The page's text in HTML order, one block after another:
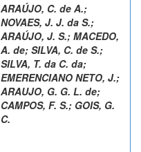
ARAÚJO, C. de A.;
NOVAES, J. J. da S.;
ARAÚJO, J. S.; MACEDO,
A. de; SILVA, C. de S.;
SILVA, T. da C. da;
EMERENCIANO NETO, J.;
ARAUJO, G. G. L. de;
CAMPOS, F. S.; GOIS, G.
C.